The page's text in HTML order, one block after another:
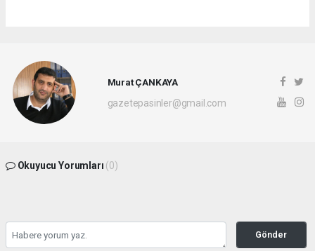
Murat ÇANKAYA
gazetepasinler@gmail.com
Okuyucu Yorumları (0)
Gönder